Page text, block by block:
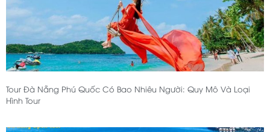
Tour Đà Nẵng Phú Quốc Có Bao Nhiêu Người: Quy Mô Và Loại
Hình Tour